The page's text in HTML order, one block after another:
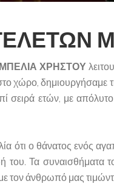
ΜΠΕΛΙΑ ΧΡΗΣΤΟΥ
χώρο, δημιουργήσαμε
σειρά ετών, με
ότι ο θάνατος ενός
του. Τα συναισθήματα
τον άνθρωπό μας